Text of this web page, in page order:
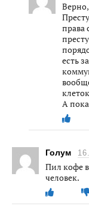
права
есть
А пока
Голум
Пил кофе
человек.